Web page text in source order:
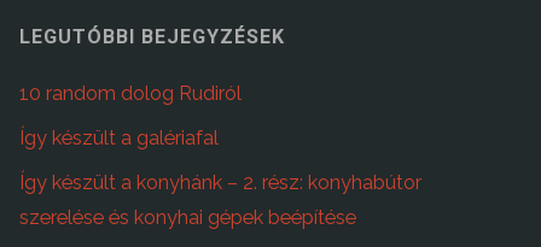
LEGUTÓBBI BEJEGYZÉSEK
10 random dolog Rudiról
Így készült a galériafal
Így készült a konyhánk – 2. rész: konyhabútor
szerelése és konyhai gépek beépítése